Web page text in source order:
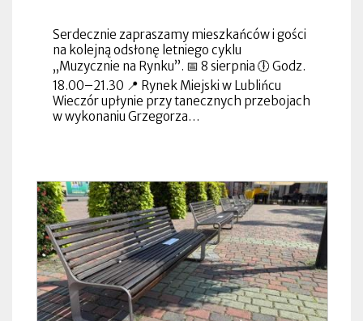
Serdecznie zapraszamy mieszkańców i gości
na kolejną odsłonę letniego cyklu
„Muzycznie na Rynku”. 📅 8 sierpnia 🕕 Godz.
18.00–21.30 📍 Rynek Miejski w Lublińcu
Wieczór upłynie przy tanecznych przebojach
w wykonaniu Grzegorza…